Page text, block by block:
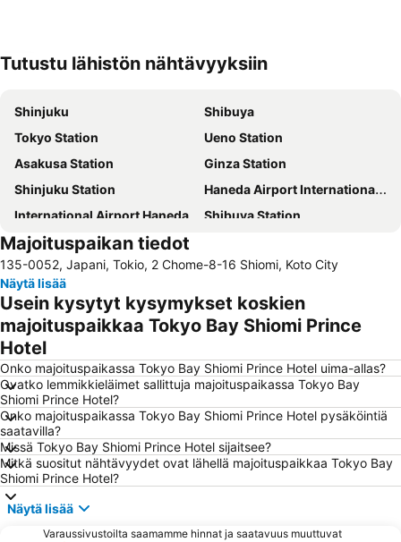
Tutustu lähistön nähtävyyksiin
Shinjuku
Shibuya
Tokyo Station
Ueno Station
Asakusa Station
Ginza Station
Shinjuku Station
Haneda Airport International Terminal Station
International Airport Haneda
Shibuya Station
Ikebukuro Station
Taito
Asakusa Metro Station
Minato
Shinagawa Station
Akasaka Mitsuke Station
Ginza Metro Station
Roppongi Station
Ueno Metro Station
Shimokitazawa
Tokyo International Airport
Akasaka Station-Tokyo
Kichijoji Station
Nakano
Uneo
Ebisu Station
Shibuya Metro Station
Kinshicho Station
Akasaka Metro Station
Shinagawa
Majoituspaikan tiedot
135-0052, Japani, Tokio, 2 Chome-8-16 Shiomi, Koto City
Näytä lisää
Usein kysytyt kysymykset koskien
majoituspaikkaa Tokyo Bay Shiomi Prince
Hotel
Onko majoituspaikassa Tokyo Bay Shiomi Prince Hotel uima-allas?
Ovatko lemmikkieläimet sallittuja majoituspaikassa Tokyo Bay
Shiomi Prince Hotel?
Onko majoituspaikassa Tokyo Bay Shiomi Prince Hotel pysäköintiä
saatavilla?
Missä Tokyo Bay Shiomi Prince Hotel sijaitsee?
Mitkä suositut nähtävyydet ovat lähellä majoituspaikkaa Tokyo Bay
Shiomi Prince Hotel?
Näytä lisää
Varaussivustoilta saamamme hinnat ja saatavuus muuttuvat